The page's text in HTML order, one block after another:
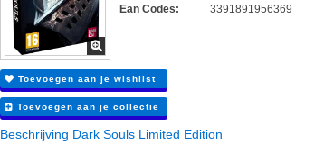
Ean Codes:
3391891956369
Toevoegen aan je wishlist
Toevoegen aan je collectie
Beschrijving Dark Souls Limited Edition